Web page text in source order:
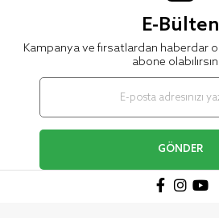
E-Bülten
Kampanya ve fırsatlardan haberdar
abone
GÖNDER